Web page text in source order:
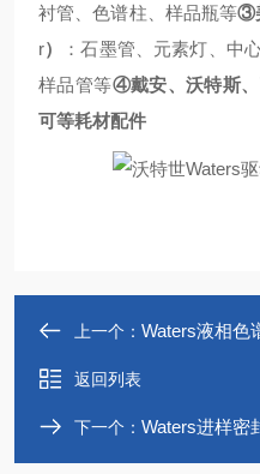
衬管、色谱柱、样品瓶等③
r）
：石墨管、元素灯、中
样品管等④戴安、沃特斯
可等耗材配件
上一个： Waters液相色
返回列表
下一个： Waters进样密